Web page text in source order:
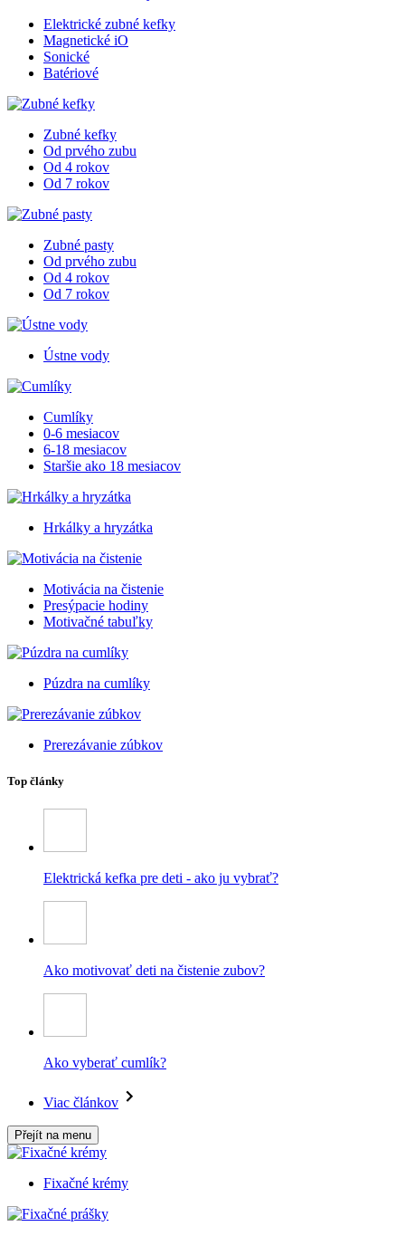
Elektrické zubné kefky
Magnetické iO
Sonické
Batériové
Zubné kefky
Od prvého zubu
Od 4 rokov
Od 7 rokov
Zubné pasty
Od prvého zubu
Od 4 rokov
Od 7 rokov
Ústne vody
Cumlíky
0-6 mesiacov
6-18 mesiacov
Staršie ako 18 mesiacov
Hrkálky a hryzátka
Motivácia na čistenie
Presýpacie hodiny
Motivačné tabuľky
Púzdra na cumlíky
Prerezávanie zúbkov
Top články
Elektrická kefka pre deti - ako ju vybrať?
Ako motivovať deti na čistenie zubov?
Ako vyberať cumlík?
Viac článkov
Přejít na menu
Fixačné krémy